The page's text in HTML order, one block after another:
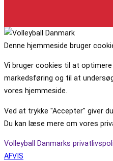
Denne hjemmeside bruger
Vi bruger cookies til at
markedsføring og til at
vores hjemmeside.
Ved at trykke "Accepter" giver
Du kan læse mere om vores
Volleyball Danmarks
AFVIS